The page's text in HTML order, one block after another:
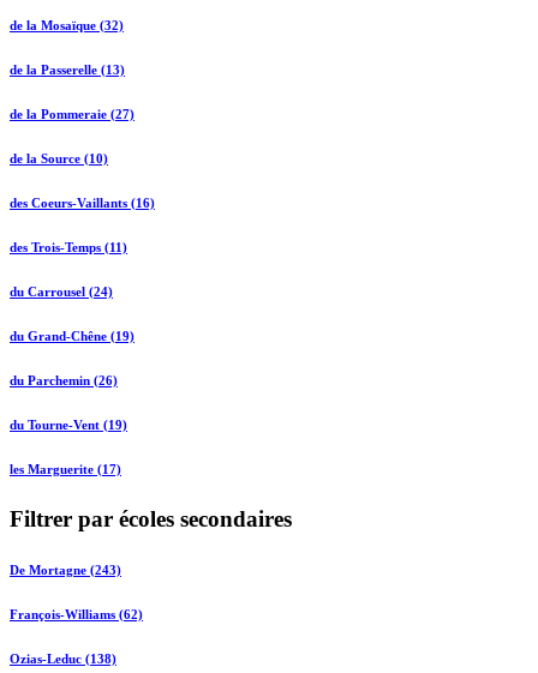
de la Mosaïque (32)
de la Passerelle (13)
de la Pommeraie (27)
de la Source (10)
des Coeurs-Vaillants (16)
des Trois-Temps (11)
du Carrousel (24)
du Grand-Chêne (19)
du Parchemin (26)
du Tourne-Vent (19)
les Marguerite (17)
Filtrer par écoles secondaires
De Mortagne (243)
François-Williams (62)
Ozias-Leduc (138)